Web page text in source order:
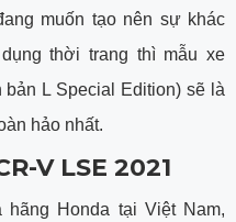
muốn tạo nên sự khác
thời trang thì mẫu xe
L Special Edition) sẽ là
hảo nhất.
V LSE 2021
Honda tại Việt Nam,